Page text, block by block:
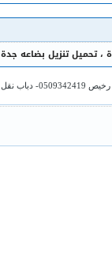
،تحميل تنزيل بضاعه جدة
0509342419